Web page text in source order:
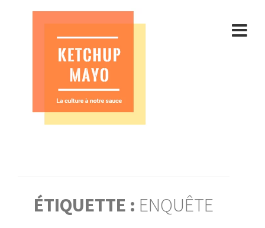
ÉTIQUETTE : ENQUÊTE